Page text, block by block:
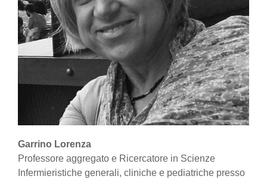
Garrino Lorenza
Professore aggregato e Ricercatore in Scienze
Infermieristiche generali, cliniche e pediatriche presso